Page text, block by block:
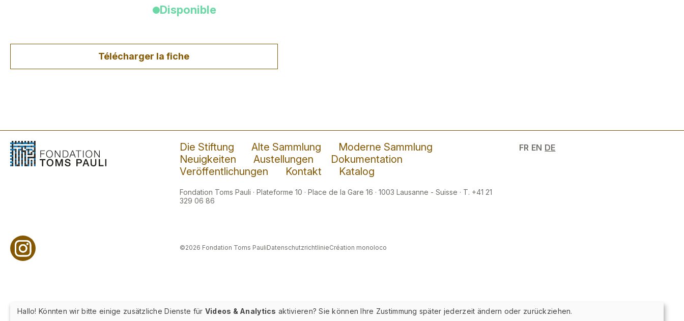
Disponible
Télécharger la fiche
Die Stiftung Alte Sammlung
Moderne Sammlung
Neuigkeiten
Austellungen
Dokumentation
Veröffentlichungen
Kontakt Katalog
Fondation Toms Pauli · Plateforme 10 · Place de la Gare 16 · 1003 Lausanne - Suisse · T. +41 21
329 06 86
FR EN DE
©2026 Fondation Toms PauliDatenschutzrichtlinieCréation monoloco
Hallo! Könnten wir bitte einige zusätzliche Dienste für Videos & Analytics aktivieren? Sie können Ihre Zustimmung später jederzeit ändern oder zurückziehen.